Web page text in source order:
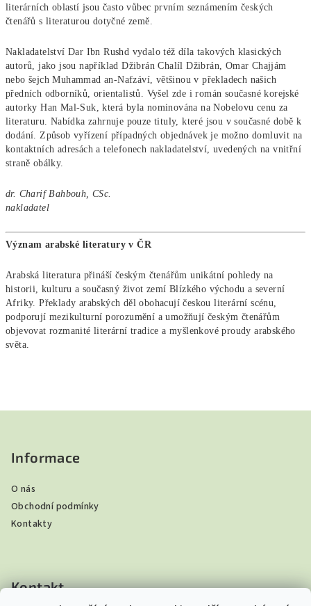
literárních oblastí jsou často vůbec prvním seznámením českých
čtenářů s literaturou dotyčné země.
Nakladatelství Dar Ibn Rushd vydalo též díla takových klasických
autorů, jako jsou například Džibrán Chalíl Džibrán, Omar Chajjám
nebo šejch Muhammad an-Nafzáví, většinou v překladech našich
předních odborníků, orientalistů. Vyšel zde i román současné korejské
autorky Han Mal-Suk, která byla nominována na Nobelovu cenu za
literaturu. Nabídka zahrnuje pouze tituly, které jsou v současné době k
dodání. Způsob vyřízení případných objednávek je možno domluvit na
kontaktních adresách a telefonech nakladatelství, uvedených na vnitřní
straně obálky.
dr. Charif Bahbouh, CSc.
nakladatel
Význam arabské literatury v ČR
Arabská literatura přináší českým čtenářům unikátní pohledy na
historii, kulturu a současný život zemí Blízkého východu a severní
Afriky. Překlady arabských děl obohacují českou literární scénu,
podporují mezikulturní porozumění a umožňují českým čtenářům
objevovat rozmanité literární tradice a myšlenkové proudy arabského
světa.
Informace
O nás
Obchodní podmínky
Kontakty
Kontakt